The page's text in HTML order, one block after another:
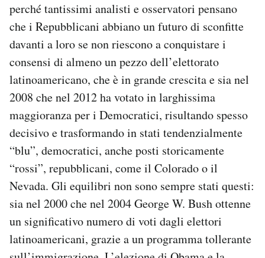
perché tantissimi analisti e osservatori pensano
che i Repubblicani abbiano un futuro di sconfitte
davanti a loro se non riescono a conquistare i
consensi di almeno un pezzo dell’elettorato
latinoamericano, che è in grande crescita e sia nel
2008 che nel 2012 ha votato in larghissima
maggioranza per i Democratici, risultando spesso
decisivo e trasformando in stati tendenzialmente
“blu”, democratici, anche posti storicamente
“rossi”, repubblicani, come il Colorado o il
Nevada. Gli equilibri non sono sempre stati questi:
sia nel 2000 che nel 2004 George W. Bush ottenne
un significativo numero di voti dagli elettori
latinoamericani, grazie a un programma tollerante